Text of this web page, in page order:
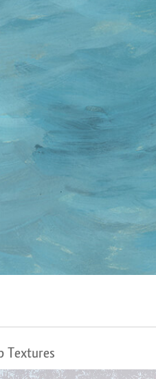
Δεδομένα Εκπαίδευσης AI
Textures